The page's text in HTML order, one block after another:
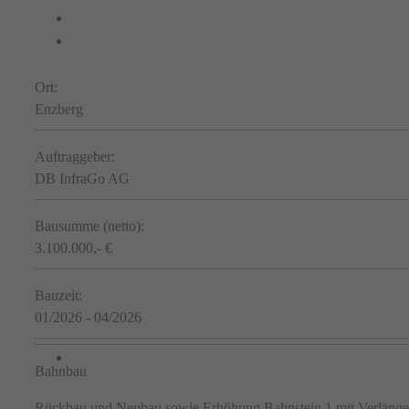
Ort:
Enzberg
Auftraggeber:
DB InfraGo AG
Bausumme (netto):
3.100.000,- €
Bauzeit:
01/2026 - 04/2026
Bahnbau